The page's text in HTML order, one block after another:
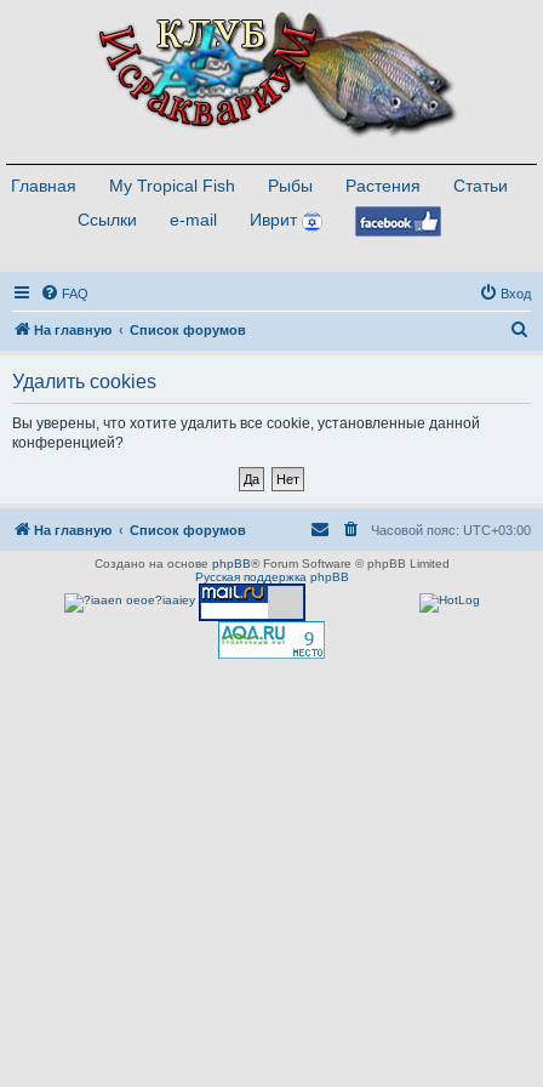
Главная My Tropical Fish Рыбы Растения
Статьи
Ссылки
e-mail Иврит
FAQ Вход
На главную Список форумов
Удалить cookies
Вы уверены, что хотите удалить все cookie, установленные данной
конференцией?
На главную Список форумов Часовой пояс: UTC+03:00
Создано на основе phpBB® Forum Software © phpBB Limited
Русская поддержка phpBB